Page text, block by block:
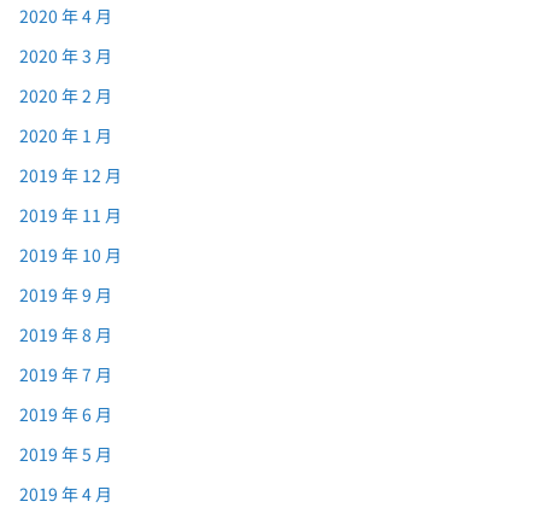
2020 年 4 月
2020 年 3 月
2020 年 2 月
2020 年 1 月
2019 年 12 月
2019 年 11 月
2019 年 10 月
2019 年 9 月
2019 年 8 月
2019 年 7 月
2019 年 6 月
2019 年 5 月
2019 年 4 月